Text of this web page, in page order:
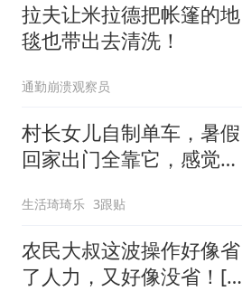
拉夫让米拉德把帐篷的地
毯也带出去清洗！
通勤崩溃观察员
村长女儿自制单车，暑假
回家出门全靠它，感觉自
生活琦琦乐 3跟贴
农民大叔这波操作好像省
了人力，又好像没省！[捂